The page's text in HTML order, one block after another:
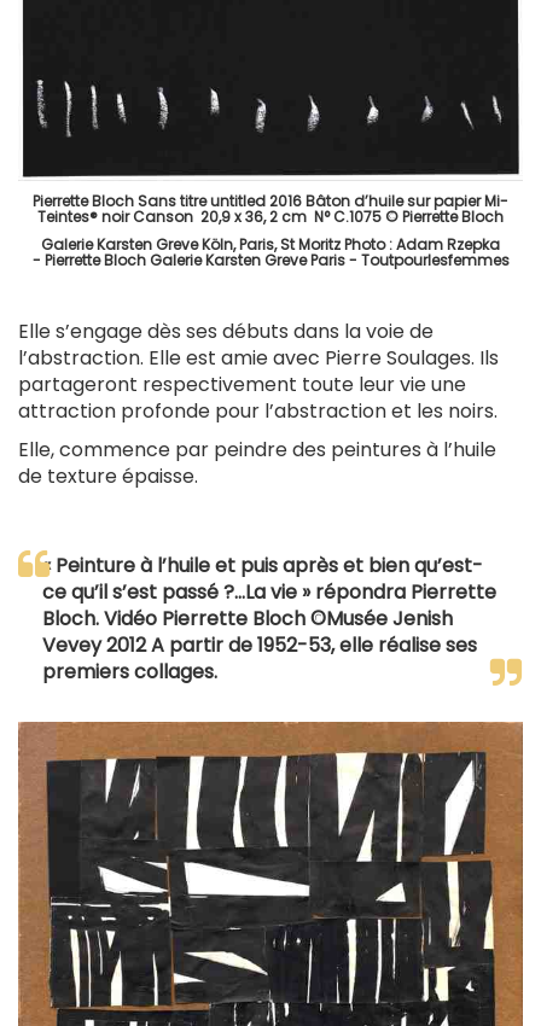
Pierrette Bloch Sans titre untitled 2016 Bâton d’huile sur papier Mi-
Teintes® noir Canson 20,9 x 36, 2 cm N° C.1075 © Pierrette Bloch
Galerie Karsten Greve Köln, Paris, St Moritz Photo : Adam Rzepka
- Pierrette Bloch Galerie Karsten Greve Paris - Toutpourlesfemmes
Elle s’engage dès ses débuts dans la voie de
l’abstraction. Elle est amie avec Pierre Soulages. Ils
partageront respectivement toute leur vie une
attraction profonde pour l’abstraction et les noirs.
Elle, commence par peindre des peintures à l’huile
de texture épaisse.
« Peinture à l’huile et puis après et bien qu’est-
ce qu’il s’est passé ?...La vie » répondra Pierrette
Bloch. Vidéo Pierrette Bloch ©Musée Jenish
Vevey 2012 A partir de 1952-53, elle réalise ses
premiers collages.